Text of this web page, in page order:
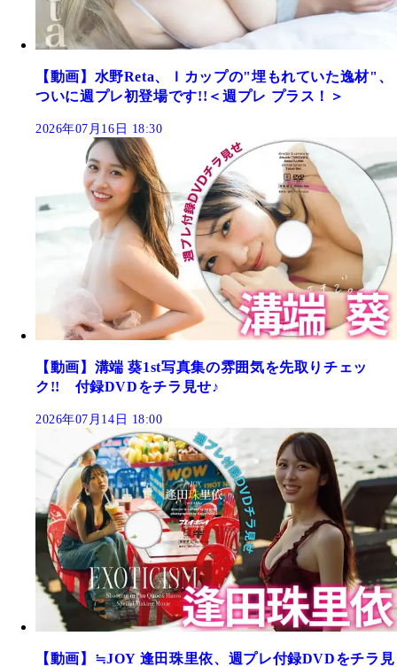
【動画】水野Reta、Ｉカップの"埋もれていた逸材"、
ついに週プレ初登場です!!＜週プレ プラス！＞
2026年07月16日 18:30
【動画】溝端 葵1st写真集の雰囲気を先取りチェッ
ク!! 付録DVDをチラ見せ♪
2026年07月14日 18:00
【動画】≒JOY 逢田珠里依、週プレ付録DVDをチラ見